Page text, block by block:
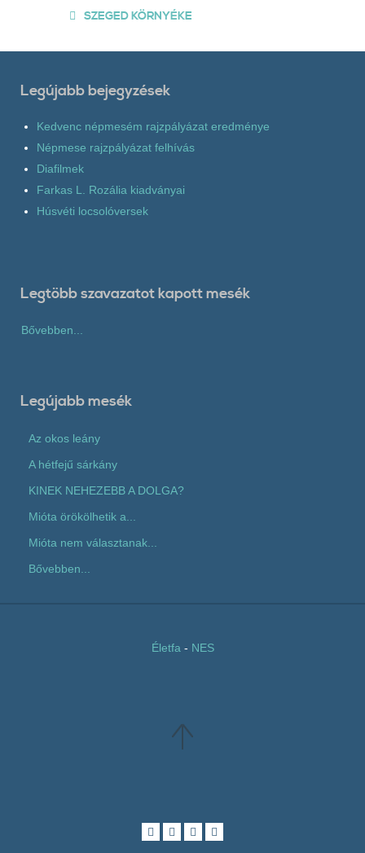
SZEGED KÖRNYÉKE
Legújabb bejegyzések
Kedvenc népmesém rajzpályázat eredménye
Népmese rajzpályázat felhívás
Diafilmek
Farkas L. Rozália kiadványai
Húsvéti locsolóversek
Legtöbb szavazatot kapott mesék
Bővebben...
Legújabb mesék
Az okos leány
A hétfejű sárkány
KINEK NEHEZEBB A DOLGA?
Mióta örökölhetik a...
Mióta nem választanak...
Bővebben...
Életfa - NES